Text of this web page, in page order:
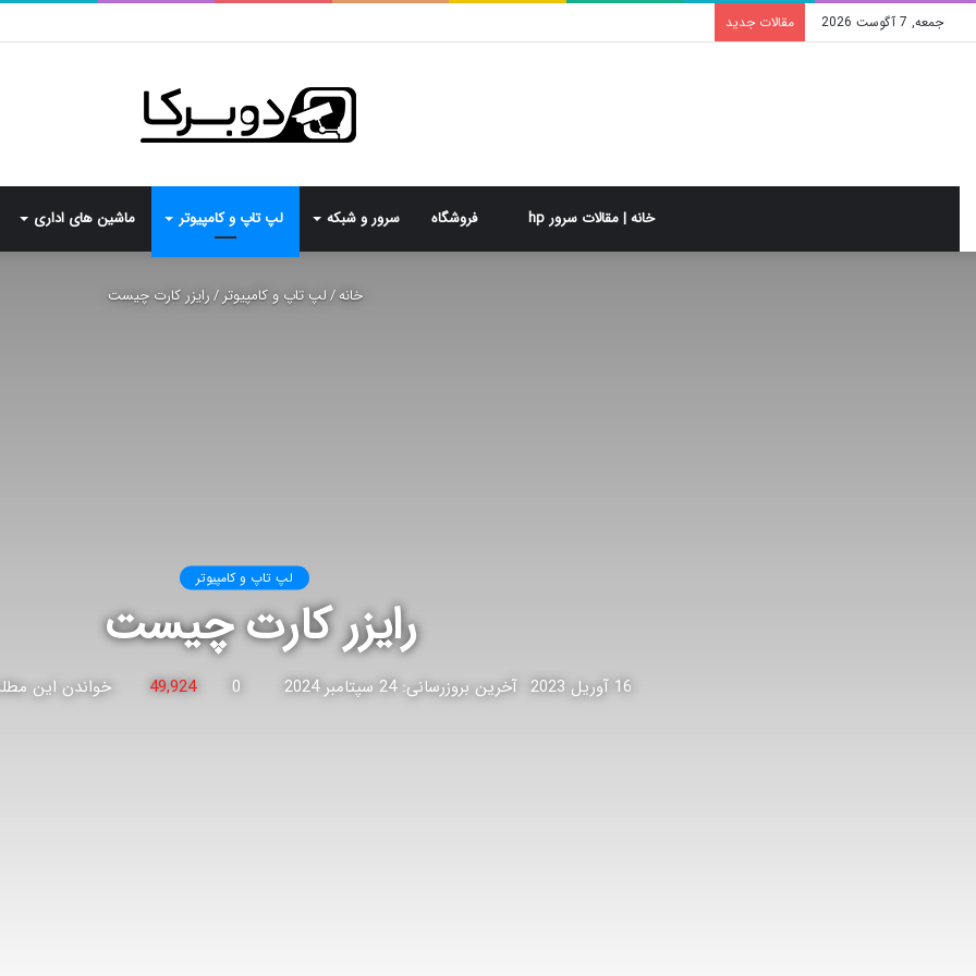
جمعه, 7 آگوست 2026 مقالات جدید
خانه | مقالات سرور hp فروشگاه سرور و شبکه لپ تاپ و کامپیوتر ماشین های اداری
خانه/لپ تاپ و کامپیوتر /رایزر کارت چیست
لپ تاپ و کامپیوتر
رایزر کارت چیست
16 آوریل 2023 آخرین بروزرسانی: 24 سپتامبر 2024 0
49,924 خواندن این مطلب 4 دقیقه